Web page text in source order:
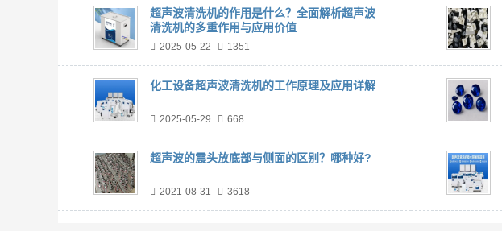
超声波清洗机的作用是什么？全面解析超声波
清洗机的多重作用与应用价值
2025-05-22 1351
化工设备超声波清洗机的工作原理及应用详解
2025-05-29 668
超声波的震头放底部与侧面的区别？哪种好?
2021-08-31 3618